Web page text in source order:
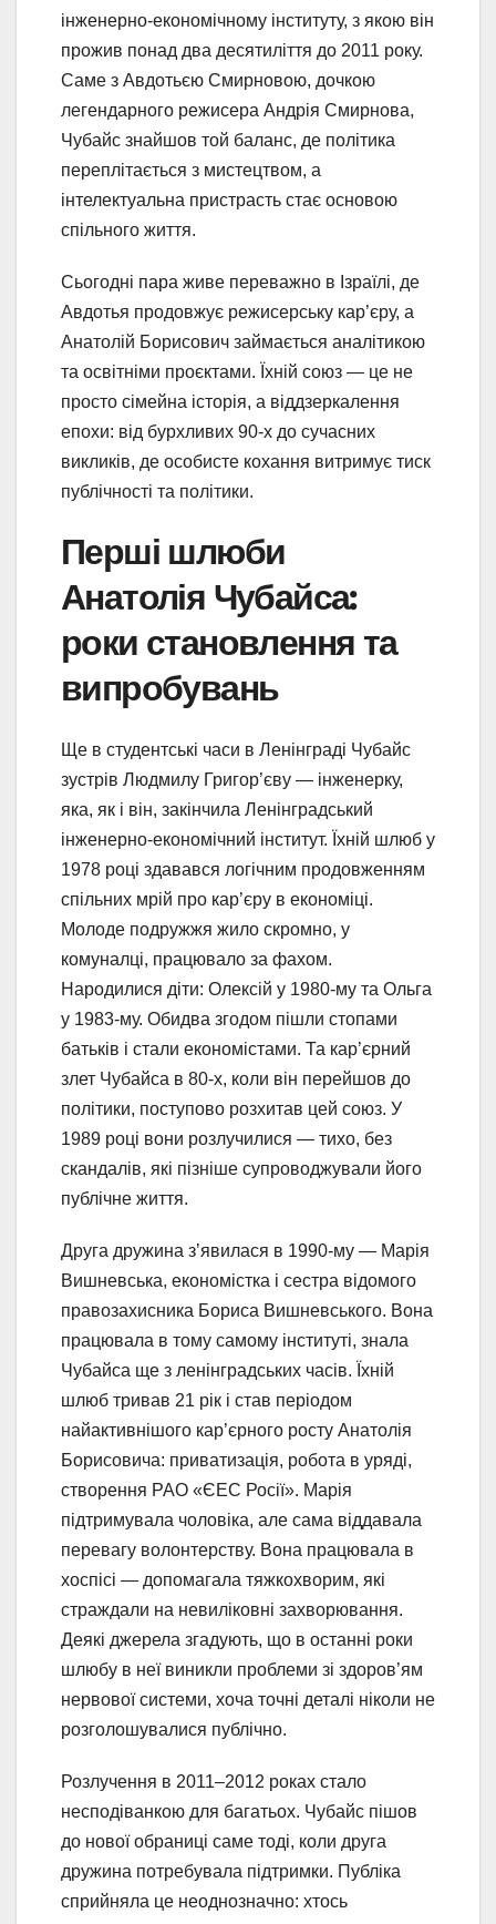
інженерно-економічному інституту, з якою він
прожив понад два десятиліття до 2011 року.
Саме з Авдотьєю Смирновою, дочкою
легендарного режисера Андрія Смирнова,
Чубайс знайшов той баланс, де політика
переплітається з мистецтвом, а
інтелектуальна пристрасть стає основою
спільного життя.
Сьогодні пара живе переважно в Ізраїлі, де
Авдотья продовжує режисерську кар’єру, а
Анатолій Борисович займається аналітикою
та освітніми проєктами. Їхній союз — це не
просто сімейна історія, а віддзеркалення
епохи: від бурхливих 90-х до сучасних
викликів, де особисте кохання витримує тиск
публічності та політики.
Перші шлюби
Анатолія Чубайса:
роки становлення та
випробувань
Ще в студентські часи в Ленінграді Чубайс
зустрів Людмилу Григор’єву — інженерку,
яка, як і він, закінчила Ленінградський
інженерно-економічний інститут. Їхній шлюб у
1978 році здавався логічним продовженням
спільних мрій про кар’єру в економіці.
Молоде подружжя жило скромно, у
комуналці, працювало за фахом.
Народилися діти: Олексій у 1980-му та Ольга
у 1983-му. Обидва згодом пішли стопами
батьків і стали економістами. Та кар’єрний
злет Чубайса в 80-х, коли він перейшов до
політики, поступово розхитав цей союз. У
1989 році вони розлучилися — тихо, без
скандалів, які пізніше супроводжували його
публічне життя.
Друга дружина з’явилася в 1990-му — Марія
Вишневська, економістка і сестра відомого
правозахисника Бориса Вишневського. Вона
працювала в тому самому інституті, знала
Чубайса ще з ленінградських часів. Їхній
шлюб тривав 21 рік і став періодом
найактивнішого кар’єрного росту Анатолія
Борисовича: приватизація, робота в уряді,
створення РАО «ЄЕС Росії». Марія
підтримувала чоловіка, але сама віддавала
перевагу волонтерству. Вона працювала в
хоспісі — допомагала тяжкохворим, які
страждали на невиліковні захворювання.
Деякі джерела згадують, що в останні роки
шлюбу в неї виникли проблеми зі здоров’ям
нервової системи, хоча точні деталі ніколи не
розголошувалися публічно.
Розлучення в 2011–2012 роках стало
несподіванкою для багатьох. Чубайс пішов
до нової обраниці саме тоді, коли друга
дружина потребувала підтримки. Публіка
сприйняла це неоднозначно: хтось